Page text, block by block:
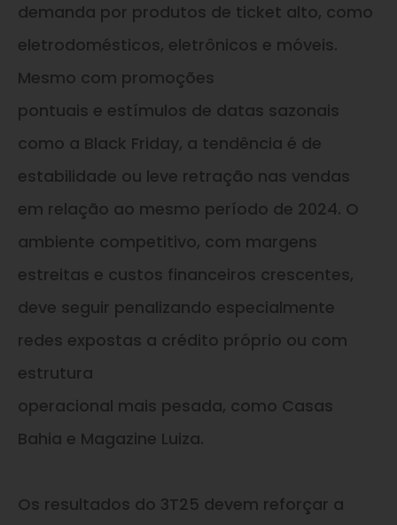
demanda por produtos de ticket alto, como
eletrodomésticos, eletrônicos e móveis.
Mesmo com promoções
pontuais e estímulos de datas sazonais
como a Black Friday, a tendência é de
estabilidade ou leve retração nas vendas
em relação ao mesmo período de 2024. O
ambiente competitivo, com margens
estreitas e custos financeiros crescentes,
deve seguir penalizando especialmente
redes expostas a crédito próprio ou com
estrutura
operacional mais pesada, como Casas
Bahia e Magazine Luiza.
Os resultados do 3T25 devem reforçar a